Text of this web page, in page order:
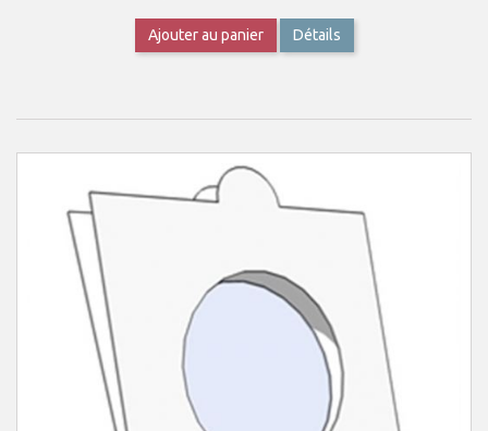
Ajouter au panier Détails